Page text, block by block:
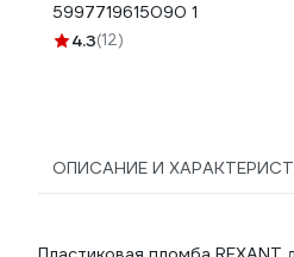
5997719615090 1
4.3(12)
ОПИСАНИЕ И